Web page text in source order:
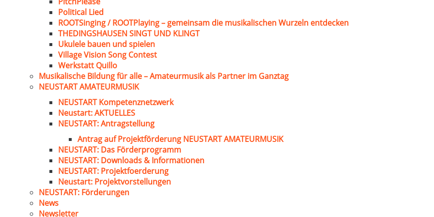
Political Lied
ROOTSinging / ROOTPlaying – gemeinsam die musikalischen Wurzeln entdecken
THEDINGSHAUSEN SINGT UND KLINGT
Ukulele bauen und spielen
Village Vision Song Contest
Werkstatt Quillo
Musikalische Bildung für alle – Amateurmusik als Partner im Ganztag
NEUSTART AMATEURMUSIK
NEUSTART Kompetenznetzwerk
Neustart: AKTUELLES
NEUSTART: Antragstellung
Antrag auf Projektförderung NEUSTART AMATEURMUSIK
NEUSTART: Das Förderprogramm
NEUSTART: Downloads & Informationen
NEUSTART: Projektfoerderung
Neustart: Projektvorstellungen
NEUSTART: Förderungen
News
Newsletter